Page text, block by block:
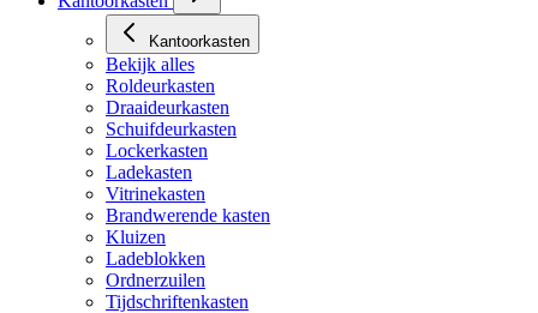
Kantoorkasten
Bekijk alles
Roldeurkasten
Draaideurkasten
Schuifdeurkasten
Lockerkasten
Ladekasten
Vitrinekasten
Brandwerende kasten
Kluizen
Ladeblokken
Ordnerzuilen
Tijdschriftenkasten